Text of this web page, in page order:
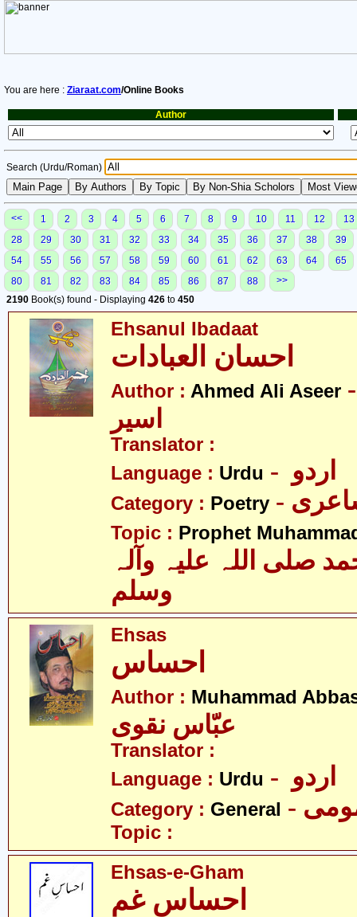
You are here : Ziaraat.com/Online Books
Author
Search (Urdu/Roman)
<< 1 2 3 4 5 6 7 8 9 10 11 12
13
28
29 30 31 32 33 34 35 36 37 38
39
54
55 56 57 58 59 60 61 62 63 64
65
80
81 82 83 84 85 86 87 88
>>
2190 Book(s) found - Displaying 426 to 450
Ehsanul Ibadaat
Author : Ahmed Ali Aseer
Translator :
Language : Urdu
Category : Poetry
Topic : Prophet
صلی اللہ علیہ وآلہ
وسلم
Ehsas
احساس
Author : Muhammad
عبّاس نقوی
Translator :
Language : Urdu
Category : General
Topic :
Ehsas-e-Gham
احساسِ غم